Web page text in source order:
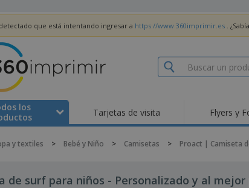
que está intentando ingresar a https://www.360imprimir.es .
los
Tarjetas de visita Flyers y
y textiles > Bebé y Niño > Camisetas > Proact | Camiseta
de surf para niños - Personalizado y al mejor